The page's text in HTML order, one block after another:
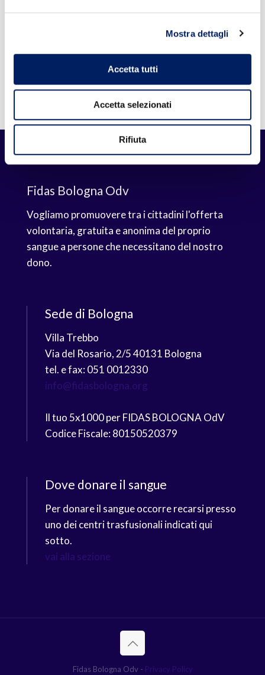
Mostra dettagli
Accetta tutti
Accetta selezionati
Rifiuta
Codice Fiscale AUSL di Bologna per il
Fidas Bologna Odv
Vogliamo promuovere tra i cittadini l'offerta
volontaria, gratuita e anonima del proprio
sangue a persone che necessitano del nostro
dono.
Sede di Bologna
Villa Trebbo
Via del Rosario, 2/5 40131 Bologna
tel. e fax: 051 0012330
info@fidasbologna.org
Il tuo 5x1000 per FIDAS BOLOGNA OdV
Codice Fiscale: 80150520379
Dove donare il sangue
Per donare il sangue occorre recarsi presso
uno dei centri trasfusionali indicati qui
sotto.
vai alla sezione
Fidas Bologna Odv - Privacy Policy